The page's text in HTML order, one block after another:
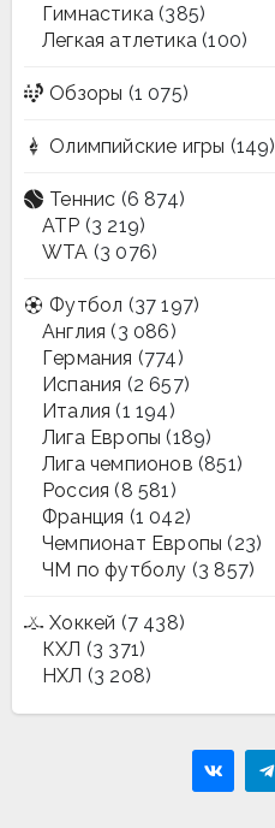
Гимнастика (385)
Легкая атлетика (100)
Обзоры (1 075)
Олимпийские игры (149)
Теннис (6 874)
ATP (3 219)
WTA (3 076)
Футбол (37 197)
Англия (3 086)
Германия (774)
Испания (2 657)
Италия (1 194)
Лига Европы (189)
Лига чемпионов (851)
Россия (8 581)
Франция (1 042)
Чемпионат Европы (23)
ЧМ по футболу (3 857)
Хоккей (7 438)
КХЛ (3 371)
НХЛ (3 208)